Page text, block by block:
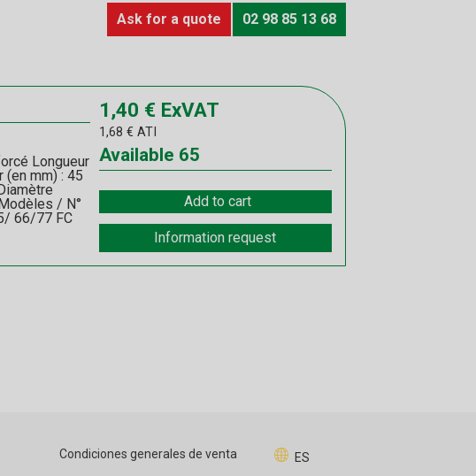
Ask for a quote 02 98 85 13 68
Longueur
(en mm) : 45
/ N°
66/77 FC
1,40 € ExVAT
1,68 € ATI
65
Available
Add to cart
Information request
ES
Condiciones generales de venta